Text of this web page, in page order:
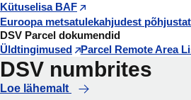
Kütuselisa BAF
Euroopa metsatulekahjudest
DSV Parcel dokumendid
Üldtingimused
Parcel Remote Area
DSV numbrites
Loe lähemalt